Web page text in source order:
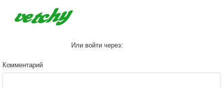
Или войти через:
Комментарий